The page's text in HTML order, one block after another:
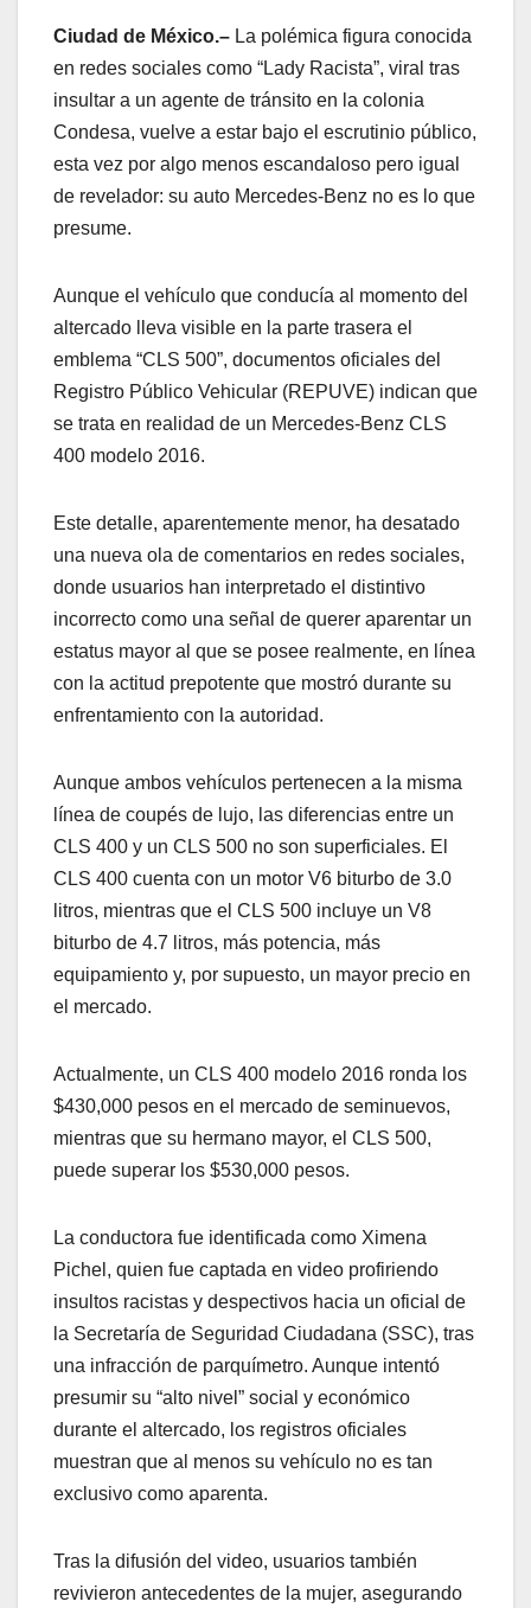
Ciudad de México.– La polémica figura conocida
en redes sociales como “Lady Racista”, viral tras
insultar a un agente de tránsito en la colonia
Condesa, vuelve a estar bajo el escrutinio público,
esta vez por algo menos escandaloso pero igual
de revelador: su auto Mercedes-Benz no es lo que
presume.
Aunque el vehículo que conducía al momento del
altercado lleva visible en la parte trasera el
emblema “CLS 500”, documentos oficiales del
Registro Público Vehicular (REPUVE) indican que
se trata en realidad de un Mercedes-Benz CLS
400 modelo 2016.
Este detalle, aparentemente menor, ha desatado
una nueva ola de comentarios en redes sociales,
donde usuarios han interpretado el distintivo
incorrecto como una señal de querer aparentar un
estatus mayor al que se posee realmente, en línea
con la actitud prepotente que mostró durante su
enfrentamiento con la autoridad.
Aunque ambos vehículos pertenecen a la misma
línea de coupés de lujo, las diferencias entre un
CLS 400 y un CLS 500 no son superficiales. El
CLS 400 cuenta con un motor V6 biturbo de 3.0
litros, mientras que el CLS 500 incluye un V8
biturbo de 4.7 litros, más potencia, más
equipamiento y, por supuesto, un mayor precio en
el mercado.
Actualmente, un CLS 400 modelo 2016 ronda los
$430,000 pesos en el mercado de seminuevos,
mientras que su hermano mayor, el CLS 500,
puede superar los $530,000 pesos.
La conductora fue identificada como Ximena
Pichel, quien fue captada en video profiriendo
insultos racistas y despectivos hacia un oficial de
la Secretaría de Seguridad Ciudadana (SSC), tras
una infracción de parquímetro. Aunque intentó
presumir su “alto nivel” social y económico
durante el altercado, los registros oficiales
muestran que al menos su vehículo no es tan
exclusivo como aparenta.
Tras la difusión del video, usuarios también
revivieron antecedentes de la mujer, asegurando